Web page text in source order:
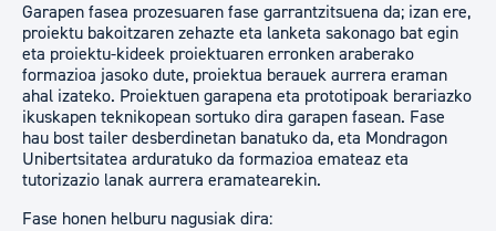
Garapen fasea prozesuaren fase garrantzitsuena da; izan ere,
proiektu bakoitzaren zehazte eta lanketa sakonago bat egin
eta proiektu-kideek proiektuaren erronken araberako
formazioa jasoko dute, proiektua berauek aurrera eraman
ahal izateko. Proiektuen garapena eta prototipoak berariazko
ikuskapen teknikopean sortuko dira garapen fasean. Fase
hau bost tailer desberdinetan banatuko da, eta Mondragon
Unibertsitatea arduratuko da formazioa emateaz eta
tutorizazio lanak aurrera eramatearekin.
Fase honen helburu nagusiak dira: